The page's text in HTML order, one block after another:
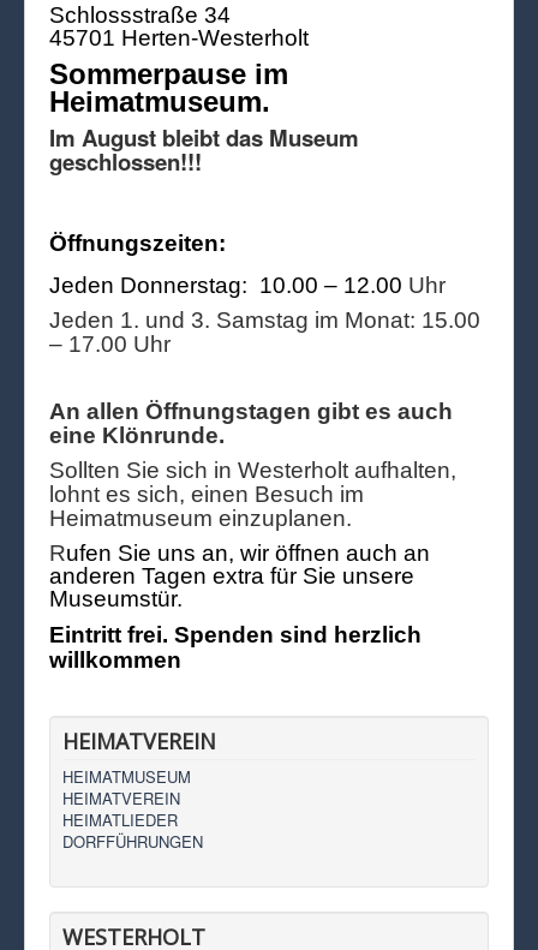
Schlossstraße 34
45701 Herten-Westerholt
Sommerpause im
Heimatmuseum.
Im August bleibt das Museum
geschlossen!!!
Öffnungszeiten:
Jeden Donnerstag: 10.00 – 12.00 Uhr
Jeden 1. und 3. Samstag im Monat: 15.00
– 17.00 Uhr
An allen Öffnungstagen gibt es auch
eine Klönrunde.
Sollten Sie sich in Westerholt aufhalten,
lohnt es sich, einen Besuch im
Heimatmuseum einzuplanen.
Rufen Sie uns an, wir öffnen auch an
anderen Tagen extra für Sie unsere
Museumstür.
Eintritt frei. Spenden sind herzlich
willkommen
HEIMATVEREIN
HEIMATMUSEUM
HEIMATVEREIN
HEIMATLIEDER
DORFFÜHRUNGEN
WESTERHOLT